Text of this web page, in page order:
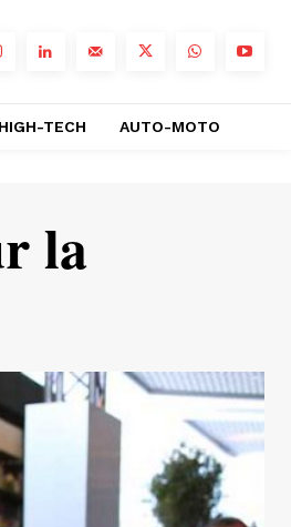
HIGH-TECH AUTO-MOTO
la